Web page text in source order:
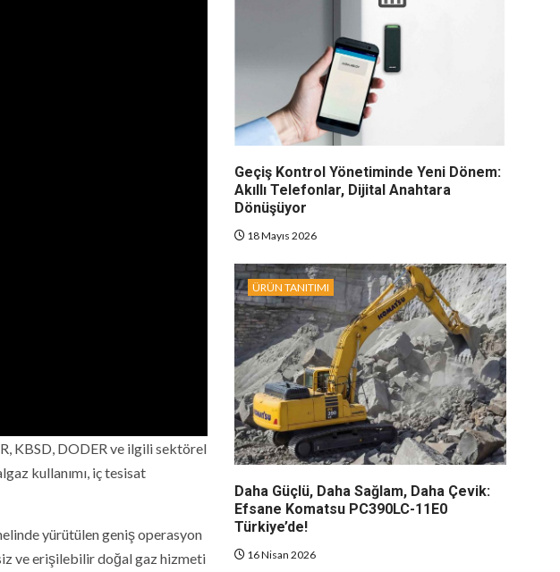
KBSD, DODER ve ilgili sektörel
kullanımı, iç tesisat
yürütülen geniş operasyon
ve erişilebilir doğal gaz hizmeti
Geçiş Kontrol Yönetiminde Yeni Dönem:
Akıllı Telefonlar, Dijital Anahtara
Dönüşüyor
18 Mayıs 2026
ÜRÜN TANITIMI
Daha Güçlü, Daha Sağlam, Daha Çevik:
Efsane Komatsu PC390LC-11E0
Türkiye’de!
16 Nisan 2026